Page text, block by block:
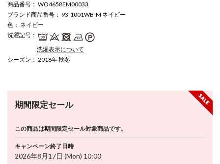
商品番号 ： WO4658EM00033
ブランド商品番号 ： 93-1001WB-M ネイビー
色 ： ネイビー
洗濯記号 ：
洗濯表示について
シーズン ： 2018年 秋冬
期間限定セール
この商品は期間限定セール対象商品です。
キャンペーン終了日時
2026年8月17日 (Mon) 10:00